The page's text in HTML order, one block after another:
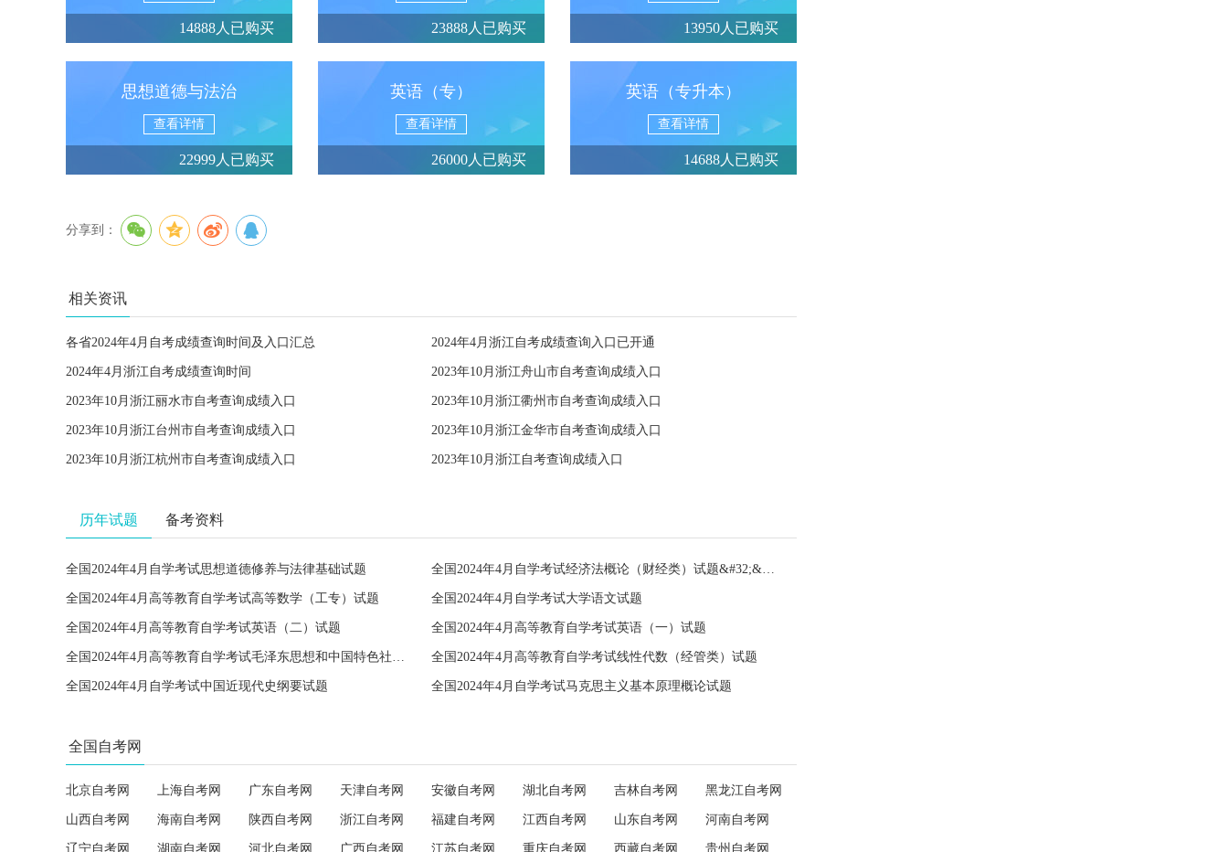
14888人已购买 23888人已购买 13950人已购买
思想道德与法治
查看详情
22999人已购买
英语（专）
查看详情
26000人已购买
英语（专升本）
查看详情
14688人已购买
分享到：
相关资讯
各省2024年4月自考成绩查询时间及入口汇总 2024年4月浙江自考成绩查询入口已开通
2024年4月浙江自考成绩查询时间 2023年10月浙江舟山市自考查询成绩入口
2023年10月浙江丽水市自考查询成绩入口 2023年10月浙江衢州市自考查询成绩入口
2023年10月浙江台州市自考查询成绩入口 2023年10月浙江金华市自考查询成绩入口
2023年10月浙江杭州市自考查询成绩入口 2023年10月浙江自考查询成绩入口
历年试题 备考资料
全国2024年4月自学考试思想道德修养与法律基础试题
全国2024年4月高等教育自学考试高等数学（工专）试题 全国2024年4月自学考试大学语文试题
全国2024年4月高等教育自学考试英语（二）试题 全国2024年4月高等教育自学考试英语（一）试题
全国2024年4月高等教育自学考试线性代数（经管类）试题
全国2024年4月自学考试中国近现代史纲要试题 全国2024年4月自学考试马克思主义基本原理概论试题
全国自考网
北京自考网 上海自考网 广东自考网 天津自考网 安徽自考网 湖北自考网 吉林自考网 黑龙江自考网
山西自考网 海南自考网 陕西自考网 浙江自考网 福建自考网 江西自考网 山东自考网 河南自考网
辽宁自考网 湖南自考网 河北自考网 广西自考网 江苏自考网 重庆自考网 西藏自考网 贵州自考网